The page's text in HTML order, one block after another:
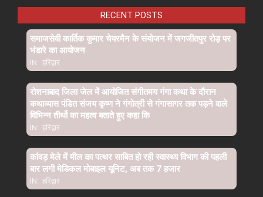
RECENT POSTS
समाजसेवी कार्तिक कुमार चेयरमैन के संयोजन में जगजीतपुर रोड़ पर
भंडारे का आयोजन
IN: हरिद्वार
रोशनाबाद जिला जेल में आयोजित संगीतमय गंगा कथा के दौरान
कथाव्यास पंडित संजय कृष्ण ने गंगोत्री से गंगासागर तक पड़ने वाले
विभिन्न तीर्थो का महत्व बताते हुए कहा कि
IN: हरिद्वार
कांवड़ मेले में मील का पत्थर साबित हो रही स्वास्थ्य विभाग की पहली
बार लगी मेडिकल मोबाइल यूनिट, अब तक 7 हजार
IN: हरिद्वार